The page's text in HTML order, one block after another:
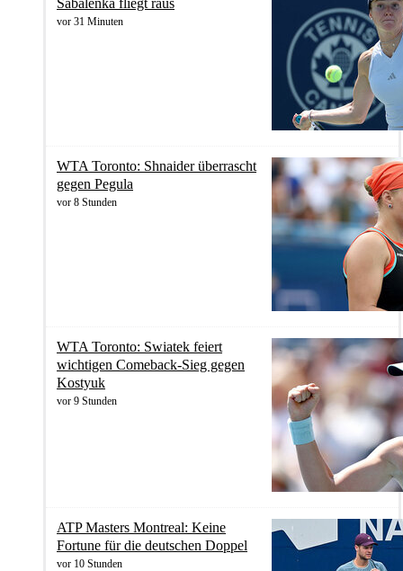
vor 31 Minuten
WTA Toronto: Shnaider überrascht
gegen Pegula
vor 8 Stunden
WTA Toronto: Swiatek feiert
wichtigen Comeback-Sieg gegen
Kostyuk
vor 9 Stunden
ATP Masters Montreal: Keine
Fortune für die deutschen Doppel
vor 10 Stunden